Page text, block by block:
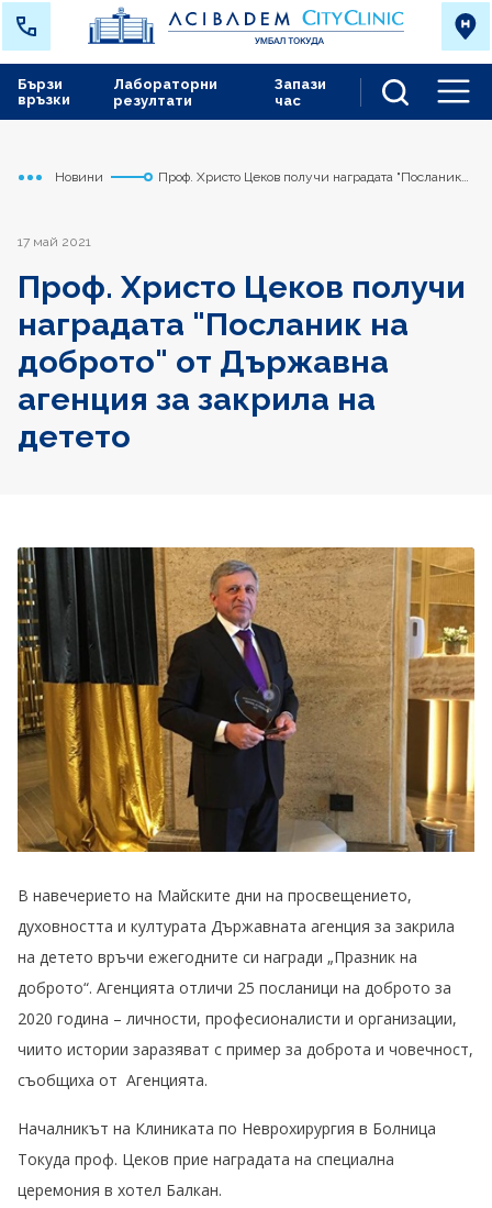
Лабораторни
резултати
Запази
час
Бързи
връзки
Начало
Токуда
Новини
Проф. Христо Цеков получи наградата "Посланик
17 май 2021
Проф. Христо Цеков получи
наградата "Посланик на
доброто" от Държавна
агенция за закрила на
детето
В навечерието на Майските дни на просвещението,
духовността и културата Държавната агенция за закрила
на детето връчи ежегодните си награди „Празник на
доброто“. Агенцията отличи 25 посланици на доброто за
2020 година – личности, професионалисти и организации,
чиито истории заразяват с пример за доброта и човечност,
съобщиха от Агенцията.
Началникът на Клиниката по Неврохирургия в Болница
Токуда проф. Цеков прие наградата на специална
церемония в хотел Балкан.